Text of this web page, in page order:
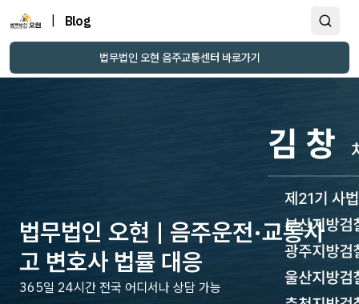
Blog
법무법인 오현 음주교통센터 바로가기
법무법인 오현 | 음주운전·교통사
고 변호사 법률 대응
365일 24시간 전국 어디서나 상담 가능